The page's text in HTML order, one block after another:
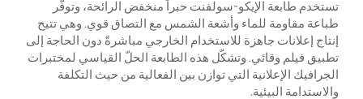
تستخدم طابعة الإيكو-سولفنت حبراً منخفض الرائحة، وتوفّر
طباعة مقاومة للماء وأشعة الشمس مع التصاق قوي. وهي تتيح
إنتاج إعلانات جاهزة للاستخدام الخارجي مباشرةً دون الحاجة إلى
تطبيق فيلم وقائي. وتشكّل هذه الطابعة الحلّ القياسي لمختبرات
الجرافيك الإعلانية التي توازن بين الفعالية من حيث التكلفة
والاستدامة البيئية.